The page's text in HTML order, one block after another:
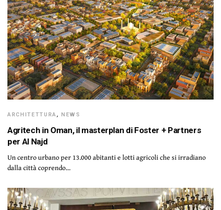
ARCHITETTURA,NEWS
Agritech in Oman, il masterplan di Foster + Partners
per Al Najd
Un centro urbano per 13.000 abitanti e lotti agricoli che si irradiano
dalla città coprendo…